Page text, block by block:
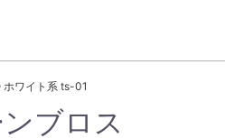
ホワイト系 ts-01
ブロス